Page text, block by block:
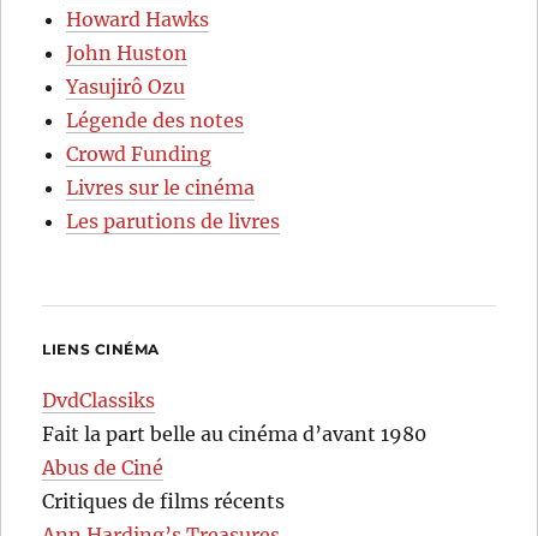
Howard Hawks
John Huston
Yasujirô Ozu
Légende des notes
Crowd Funding
Livres sur le cinéma
Les parutions de livres
LIENS CINÉMA
DvdClassiks
Fait la part belle au cinéma d’avant 1980
Abus de Ciné
Critiques de films récents